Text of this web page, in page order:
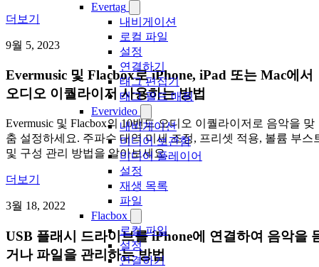
Evertag
내비게이션
로컬 파일
설정
연결하기
태그 편집기
태그 필드 매핑
Evervideo
내비게이션
미디어 보관함
미디어 플레이어
설정
재생 목록
파일
Flacbox
로컬 파일
설정
연결하기
더보기
9월 5, 2023
Evermusic 및 Flacbox로 iPhone, iPad 또는 Mac에서
오디오 이퀄라이저 사용하는 방법
Evermusic 및 Flacbox의 10밴드 오디오 이퀄라이저로 음악을 맞
춤 설정하세요. 주파수 대역 미세 조정, 프리셋 적용, 볼륨 부스
및 구성 관리 방법을 알아보세요.
더보기
3월 18, 2022
USB 플래시 드라이브를 iPhone에 연결하여 음악을
거나 파일을 관리하는 방법